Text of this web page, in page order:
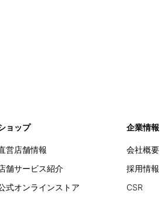
ョップ
営店舗情報
舗サービス紹介
式オンラインストア
企業情報
会社概要
採用情報
CSR